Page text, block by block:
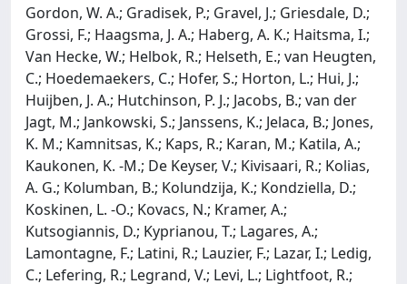
Gordon, W. A.; Gradisek, P.; Gravel, J.; Griesdale, D.;
Grossi, F.; Haagsma, J. A.; Haberg, A. K.; Haitsma, I.;
Van Hecke, W.; Helbok, R.; Helseth, E.; van Heugten,
C.; Hoedemaekers, C.; Hofer, S.; Horton, L.; Hui, J.;
Huijben, J. A.; Hutchinson, P. J.; Jacobs, B.; van der
Jagt, M.; Jankowski, S.; Janssens, K.; Jelaca, B.; Jones,
K. M.; Kamnitsas, K.; Kaps, R.; Karan, M.; Katila, A.;
Kaukonen, K. -M.; De Keyser, V.; Kivisaari, R.; Kolias,
A. G.; Kolumban, B.; Kolundzija, K.; Kondziella, D.;
Koskinen, L. -O.; Kovacs, N.; Kramer, A.;
Kutsogiannis, D.; Kyprianou, T.; Lagares, A.;
Lamontagne, F.; Latini, R.; Lauzier, F.; Lazar, I.; Ledig,
C.; Lefering, R.; Legrand, V.; Levi, L.; Lightfoot, R.;